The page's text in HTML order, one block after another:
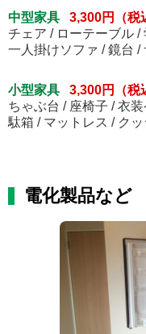
中型家具
3,300円（税
チェア / ローテーブル /
一人掛けソファ / 鏡台 /
小型家具
3,300円（税
ちゃぶ台 / 座椅子 / 衣
駄箱 / マットレス / ク
電化製品など